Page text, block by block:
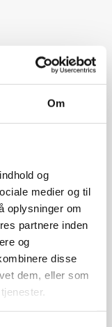
Om
og
medier og til
oplysninger om
partnere inden
og
disse
dem, eller som